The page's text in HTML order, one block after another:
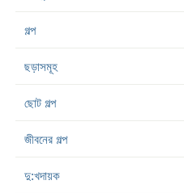
গল্প
ছড়াসমূহ
ছোট গল্প
জীবনের গল্প
দু:খদায়ক